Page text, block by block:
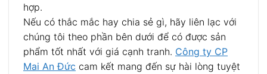
hợp.
Nếu có thắc mắc hay chia sẻ gì, hãy liên lạc với
chúng tôi theo phần bên dưới để có được sản
phẩm tốt nhất với giá cạnh tranh. Công ty CP
Mai An Đức cam kết mang đến sự hài lòng tuyệt